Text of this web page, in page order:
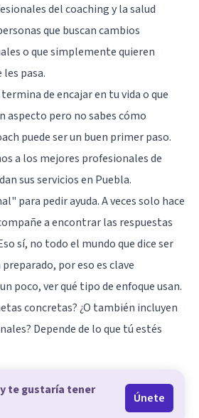
del coaching y la salud
que buscan cambios
o que simplemente quieren
pasa.
de encajar en tu vida o que
aspecto pero no sabes cómo
puede ser un buen primer paso.
a los mejores profesionales de
sus servicios en Puebla.
para pedir ayuda. A veces solo hace
a encontrar las respuestas
sí, no todo el mundo que dice ser
por eso es clave
poco, ver qué tipo de enfoque usan.
concretas? ¿O también incluyen
Depende de lo que tú estés
te gustaría tener
Únete